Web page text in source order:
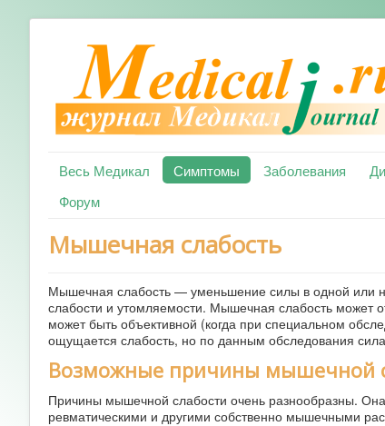
Весь Медикал Симптомы Заболевания
Форум
Мышечная слабость
Мышечная слабость — уменьшение силы в одной или
слабости и утомляемости. Мышечная слабость может
может быть объективной (когда при специальном
ощущается слабость, но по данным обследования
Возможные причины мышечной
Причины мышечной слабости очень разнообразны.
ревматическими и другими собственно мышечными